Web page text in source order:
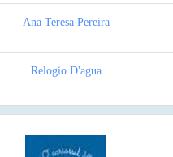
Ana Teresa Pereira
Relogio D'agua